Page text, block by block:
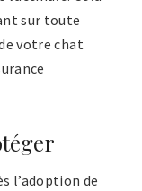
sur toute
votre chat
l’adoption de